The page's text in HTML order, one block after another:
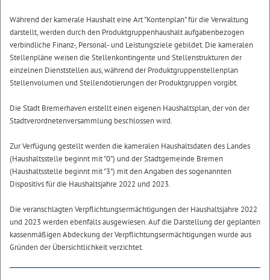
Während der kamerale Haushalt eine Art "Kontenplan" für die Verwaltung
darstellt, werden durch den Produktgruppenhaushalt aufgabenbezogen
verbindliche Finanz-, Personal- und Leistungsziele gebildet. Die kameralen
Stellenpläne weisen die Stellenkontingente und Stellenstrukturen der
einzelnen Dienststellen aus, während der Produktgruppenstellenplan
Stellenvolumen und Stellendotierungen der Produktgruppen vorgibt.
Die Stadt Bremerhaven erstellt einen eigenen Haushaltsplan, der von der
Stadtverordnetenversammlung beschlossen wird.
Zur Verfügung gestellt werden die kameralen Haushaltsdaten des Landes
(Haushaltsstelle beginnt mit "0") und der Stadtgemeinde Bremen
(Haushaltsstelle beginnt mit "3") mit den Angaben des sogenannten
Dispositivs für die Haushaltsjahre 2022 und 2023.
Die veranschlagten Verpflichtungsermächtigungen der Haushaltsjahre 2022
und 2023 werden ebenfalls ausgewiesen. Auf die Darstellung der geplanten
kassenmäßigen Abdeckung der Verpflichtungsermächtigungen wurde aus
Gründen der Übersichtlichkeit verzichtet.